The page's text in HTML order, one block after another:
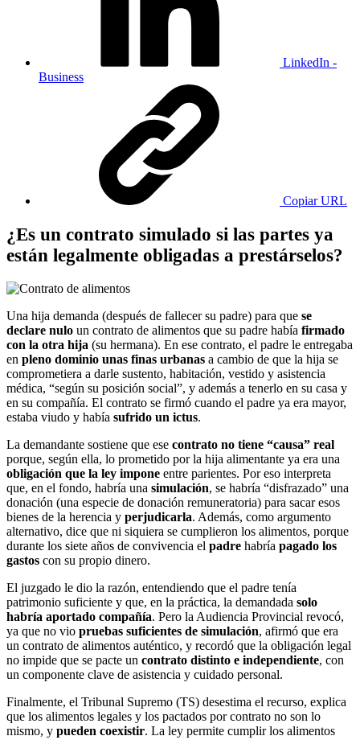
LinkedIn -
Business
Copiar URL
¿Es un contrato simulado si las partes ya
están legalmente obligadas a prestárselos?
Una hija demanda (después de fallecer su padre) para que se
declare nulo un contrato de alimentos que su padre había firmado
con la otra hija (su hermana). En ese contrato, el padre le entregaba
en pleno dominio unas finas urbanas a cambio de que la hija se
comprometiera a darle sustento, habitación, vestido y asistencia
médica, “según su posición social”, y además a tenerlo en su casa y
en su compañía. El contrato se firmó cuando el padre ya era mayor,
estaba viudo y había sufrido un ictus.
La demandante sostiene que ese contrato no tiene “causa” real
porque, según ella, lo prometido por la hija alimentante ya era una
obligación que la ley impone entre parientes. Por eso interpreta
que, en el fondo, habría una simulación, se habría “disfrazado” una
donación (una especie de donación remuneratoria) para sacar esos
bienes de la herencia y perjudicarla. Además, como argumento
alternativo, dice que ni siquiera se cumplieron los alimentos, porque
durante los siete años de convivencia el padre habría pagado los
gastos con su propio dinero.
El juzgado le dio la razón, entendiendo que el padre tenía
patrimonio suficiente y que, en la práctica, la demandada solo
habría aportado compañía. Pero la Audiencia Provincial revocó,
ya que no vio pruebas suficientes de simulación, afirmó que era
un contrato de alimentos auténtico, y recordó que la obligación legal
no impide que se pacte un contrato distinto e independiente, con
un componente clave de asistencia y cuidado personal.
Finalmente, el Tribunal Supremo (TS) desestima el recurso, explica
que los alimentos legales y los pactados por contrato no son lo
mismo, y pueden coexistir. La ley permite cumplir los alimentos